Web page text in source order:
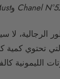
Chanel N°5 و
الرجالية، لا
تحتوي كمية
الليمونية